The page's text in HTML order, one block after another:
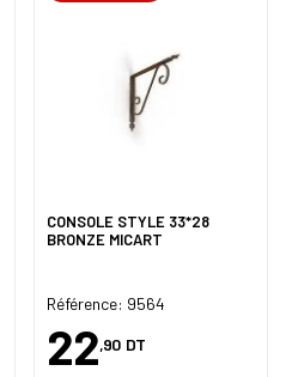
CONSOLE STYLE 33*28
BRONZE MICART
Référence: 9564
22,90 DT